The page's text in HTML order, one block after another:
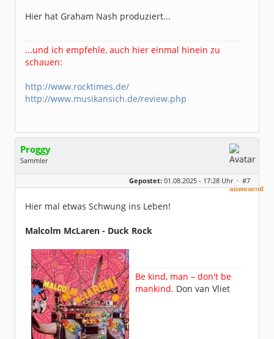
Hier hat Graham Nash produziert...
...und ich empfehle, auch hier einmal hinein zu
schauen:
http://www.rocktimes.de/
http://www.musikansich.de/review.php
Proggy
Sammler
aktuell
abwesend
Geschlecht:
keine Angabe
Beiträge:
835
Gepostet: 01.08.2025 - 17:28 Uhr · #7
Hier mal etwas Schwung ins Leben!
Malcolm McLaren - Duck Rock
Be kind, man – don't be
mankind. Don van Vliet